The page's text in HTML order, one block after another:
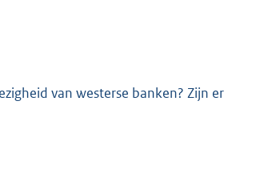
van westerse banken? Zijn er